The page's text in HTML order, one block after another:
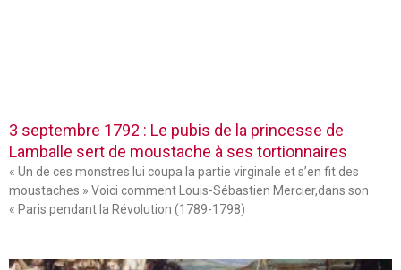
3 septembre 1792 : Le pubis de la princesse de
Lamballe sert de moustache à ses tortionnaires
« Un de ces monstres lui coupa la partie virginale et s’en fit des
moustaches » Voici comment Louis-Sébastien Mercier,dans son
« Paris pendant la Révolution (1789-1798)